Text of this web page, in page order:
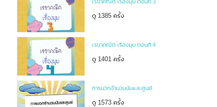
เรขาคณิต เรื่องมุม ตอนที่ 3
ดู 1385 ครั้ง
เรขาคณิต เรื่องมุม ตอนที่ 4
ดู 1401 ครั้ง
การบวกจำนวนนับและศูนย์
ดู 1573 ครั้ง